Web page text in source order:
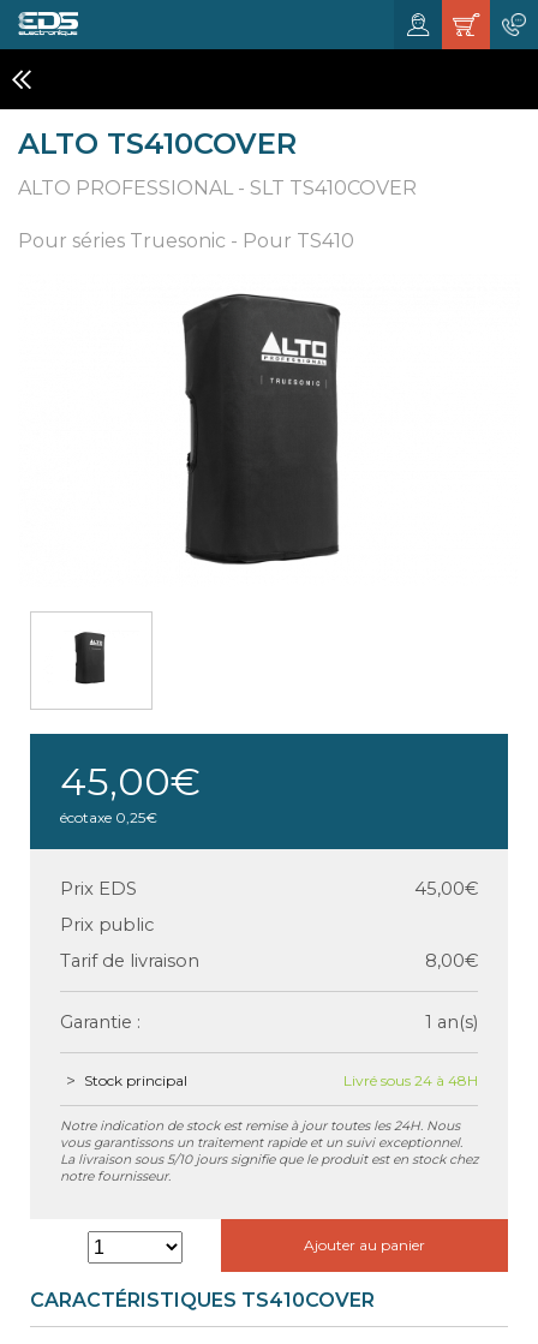
ALTO TS410COVER
ALTO PROFESSIONAL - SLT TS410COVER
Pour séries Truesonic - Pour TS410
45,00€
écotaxe 0,25€
Prix EDS
45,00€
Prix public
Tarif de livraison
8,00€
Garantie : 1 an(s)
Stock principal Livré sous 24 à 48H
Notre indication de stock est remise à jour toutes les 24H. Nous
vous garantissons un traitement rapide et un suivi exceptionnel.
La livraison sous 5/10 jours signifie que le produit est en stock chez
notre fournisseur.
Ajouter au panier
CARACTÉRISTIQUES TS410COVER